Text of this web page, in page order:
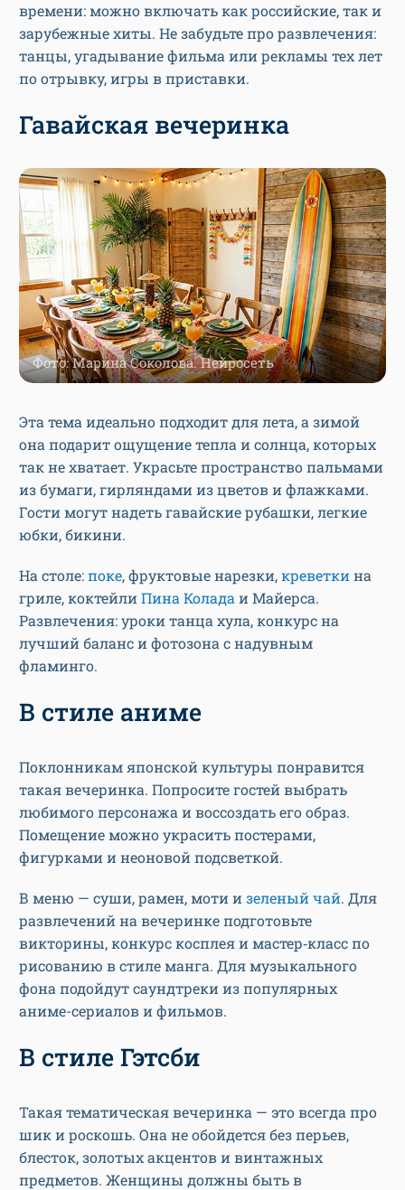
времени: можно включать как российские, так и
зарубежные хиты. Не забудьте про развлечения:
танцы, угадывание фильма или рекламы тех лет
по отрывку, игры в приставки.
Гавайская вечеринка
Фото: Марина Соколова. Нейросеть
Эта тема идеально подходит для лета, а зимой
она подарит ощущение тепла и солнца, которых
так не хватает. Украсьте пространство пальмами
из бумаги, гирляндами из цветов и флажками.
Гости могут надеть гавайские рубашки, легкие
юбки, бикини.
На столе:поке, фруктовые нарезки,креветки на
гриле, коктейли Пина Колада и Майерса.
Развлечения: уроки танца хула, конкурс на
лучший баланс и фотозона с надувным
фламинго.
В стиле аниме
Поклонникам японской культуры понравится
такая вечеринка. Попросите гостей выбрать
любимого персонажа и воссоздать его образ.
Помещение можно украсить постерами,
фигурками и неоновой подсветкой.
В меню — суши, рамен, моти и зеленый чай. Для
развлечений на вечеринке подготовьте
викторины, конкурс косплея и мастер‑класс по
рисованию в стиле манга. Для музыкального
фона подойдут саундтреки из популярных
аниме-сериалов и фильмов.
В стиле Гэтсби
Такая тематическая вечеринка — это всегда про
шик и роскошь. Она не обойдется без перьев,
блесток, золотых акцентов и винтажных
предметов. Женщины должны быть в